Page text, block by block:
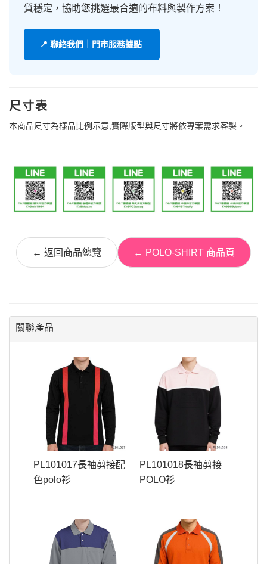
質穩定，協助您挑選最合適的布料與製作方案！
📍 聯絡我們｜門市服務據點
尺寸表
本商品尺寸為樣品比例示意,實際版型與尺寸將依專案需求客製。
← 返回商品總覽 ← POLO-SHIRT 商品頁
關聯產品
PL101017長袖剪接配
色polo衫
PL101018長袖剪接
POLO衫